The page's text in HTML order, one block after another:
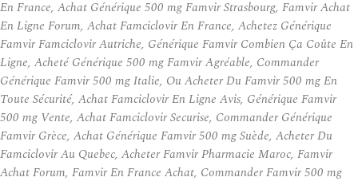
En France, Achat Générique 500 mg Famvir Strasbourg, Famvir Achat
En Ligne Forum, Achat Famciclovir En France, Achetez Générique
Famvir Famciclovir Autriche, Générique Famvir Combien Ça Coûte En
Ligne, Acheté Générique 500 mg Famvir Agréable, Commander
Générique Famvir 500 mg Italie, Ou Acheter Du Famvir 500 mg En
Toute Sécurité, Achat Famciclovir En Ligne Avis, Générique Famvir
500 mg Vente, Achat Famciclovir Securise, Commander Générique
Famvir Grèce, Achat Générique Famvir 500 mg Suède, Acheter Du
Famciclovir Au Quebec, Acheter Famvir Pharmacie Maroc, Famvir
Achat Forum, Famvir En France Achat, Commander Famvir 500 mg